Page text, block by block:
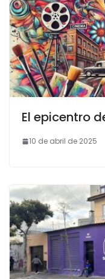
El epicentro
10 de abril de 2025